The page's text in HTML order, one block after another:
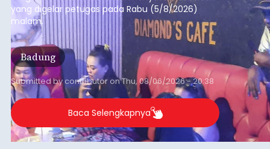
yang digelar petugas pada Rabu (5/8/2026)
malam.
Badung
Submitted bycontributoronThu, 08/06/2026 - 20:38
Baca Selengkapnya